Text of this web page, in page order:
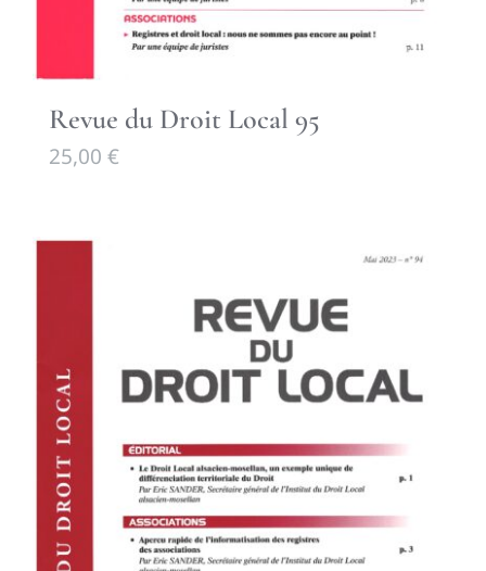
Revue du Droit Local 95
25,00 €